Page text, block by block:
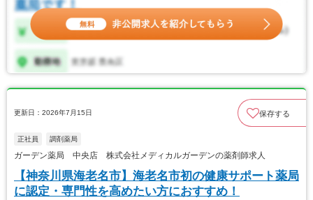
更新日：2026年7月15日 保存する
正社員 調剤薬局
ガーデン薬局 中央店 株式会社メディカルガーデンの薬剤師求人
【神奈川県海老名市】海老名市初の健康サポート薬局
に認定・専門性を高めたい方におすすめ！